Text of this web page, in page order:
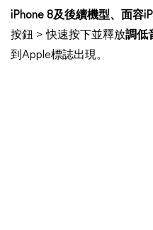
iPhone 8及後續機型、面容
按鈕 > 快速按下並釋放調低
到Apple標誌出現。